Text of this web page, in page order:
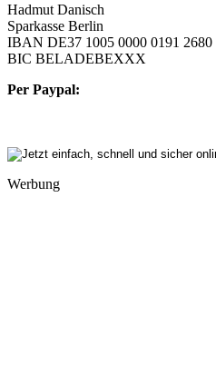
Hadmut Danisch
Sparkasse Berlin
IBAN DE37 1005 0000 0191 2680
BIC BELADEBEXXX
Per Paypal:
Werbung